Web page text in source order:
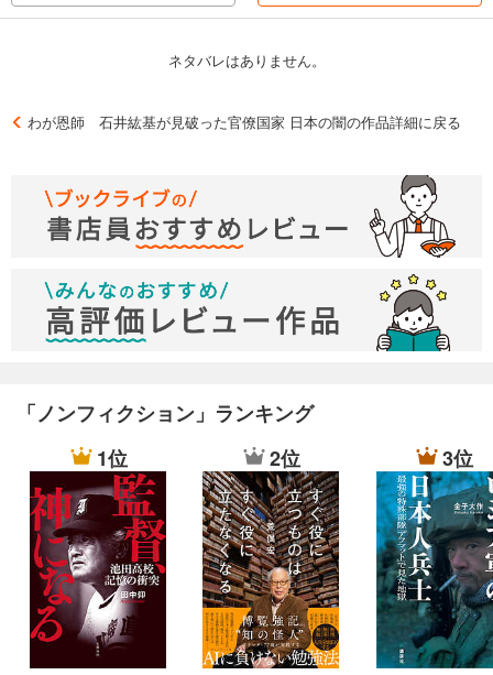
ネタバレはありません。
わが恩師 石井紘基が見破った官僚国家 日本の闇の作品詳細に戻る
「ノンフィクション」ランキング
1位
2位 3位